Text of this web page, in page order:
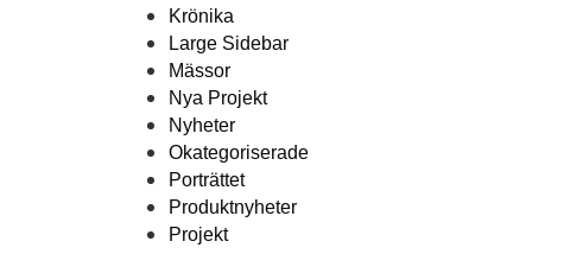
Krönika
Large Sidebar
Mässor
Nya Projekt
Nyheter
Okategoriserade
Porträttet
Produktnyheter
Projekt